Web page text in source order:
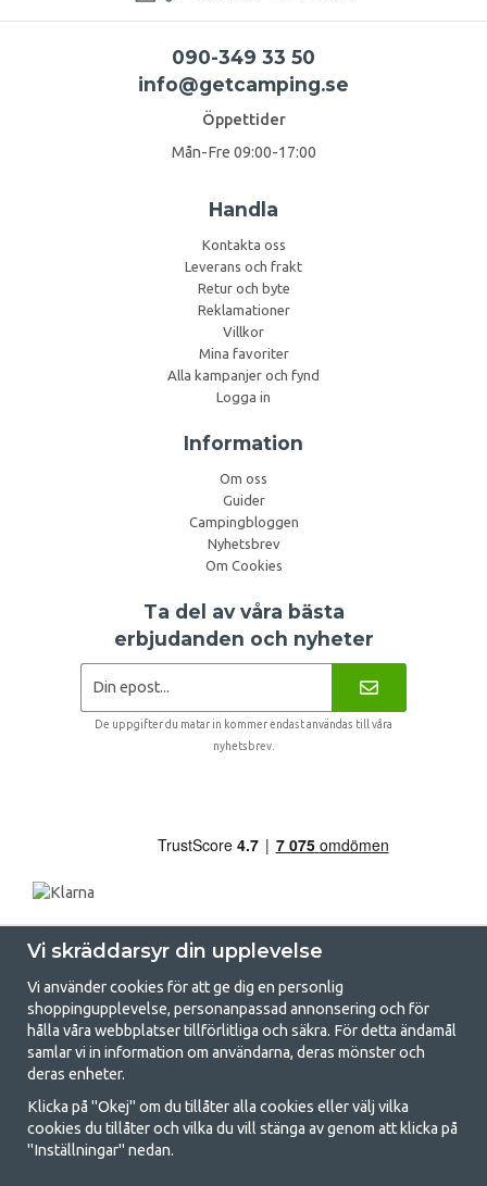
090-349 33 50
info@getcamping.se
Öppettider
Mån-Fre 09:00-17:00
Handla
Kontakta oss
Leverans och frakt
Retur och byte
Reklamationer
Villkor
Mina favoriter
Alla kampanjer och fynd
Logga in
Information
Om oss
Guider
Campingbloggen
Nyhetsbrev
Om Cookies
Ta del av våra bästa
erbjudanden och nyheter
De uppgifter du matar in kommer endast användas till våra
nyhetsbrev.
GetCamping.se - Din butik för camping
och uteliv
Att campa kan antingen vara en livsstil eller ett sätt att samla familjen
för ett gemensamt äventyr. Oavsett vilken kategori du tillhör hittar du
Vi skräddarsyr din upplevelse
Vi använder cookies för att ge dig en personlig
shoppingupplevelse, personanpassad annonsering och för
hålla våra webbplatser tillförlitliga och säkra. För detta ändamål
samlar vi in information om användarna, deras mönster och
deras enheter.
Klicka på "Okej" om du tillåter alla cookies eller välj vilka
cookies du tillåter och vilka du vill stänga av genom att klicka på
"Inställningar" nedan.